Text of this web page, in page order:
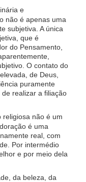
e
não é apenas uma
subjetiva. A única
que é
do Pensamento,
O contato do
de Deus,
puramente
realizar a filiação
não é um
é uma
real, com
Por intermédio
e por meio dela
da beleza, da